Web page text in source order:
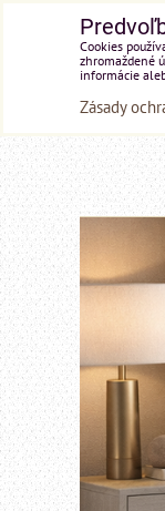
Cookies
zhromaždené
informácie
Zásady